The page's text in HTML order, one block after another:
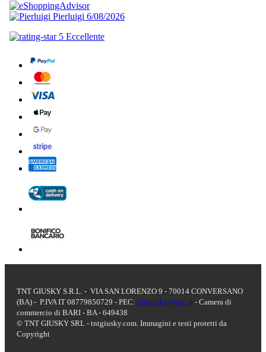
TNT GIUSKY S.R.L. - VIA SAN LORENZO 9 - 70014 CONVERSANO
(BA) - P.IVA IT 08779850729 - PEC: tntgiusky@pec.it - Camera di
commercio di BARI - BA - 649438
© TNT GIUSKY SRL - tntgiusky.com. Immagini e testi protetti da
Copyright